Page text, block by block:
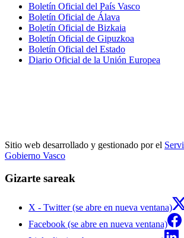
Boletín Oficial del País Vasco
Boletín Oficial de Álava
Boletín Oficial de Bizkaia
Boletín Oficial de Gipuzkoa
Boletín Oficial del Estado
Diario Oficial de la Unión Europea
Sitio web desarrollado y gestionado por el
Gobierno Vasco
Gizarte sareak
X - Twitter (se abre en nueva ventana)
Facebook (se abre en nueva ventana)